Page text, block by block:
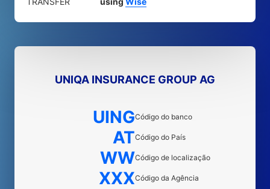
UNIQA INSURANCE GROUP AG
UINGCódigo do banco
ATCódigo do País
WWCódigo de localização
XXXCódigo da Agência